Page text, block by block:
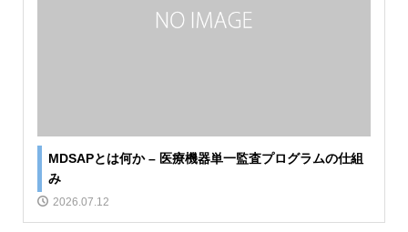
MDSAPとは何か – 医療機器単一監査プログラムの仕組
み
2026.07.12